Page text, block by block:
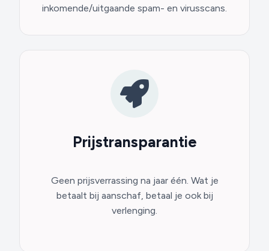
inkomende/uitgaande spam- en virusscans.
Prijstransparantie
Geen prijsverrassing na jaar één. Wat je
betaalt bij aanschaf, betaal je ook bij
verlenging.